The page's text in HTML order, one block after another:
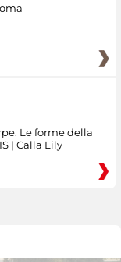
Le forme della
| Calla Lily